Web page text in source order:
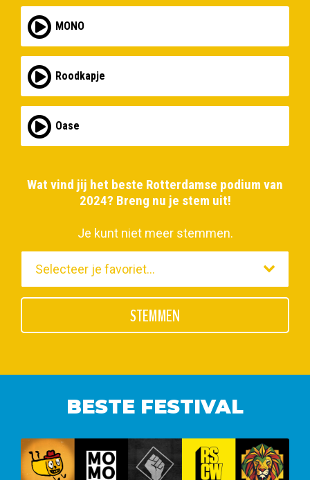
MONO
Roodkapje
Oase
Wat vind jij het beste Rotterdamse podium van
2024? Breng nu je stem uit!
Je kunt niet meer stemmen.
STEMMEN
BESTE FESTIVAL